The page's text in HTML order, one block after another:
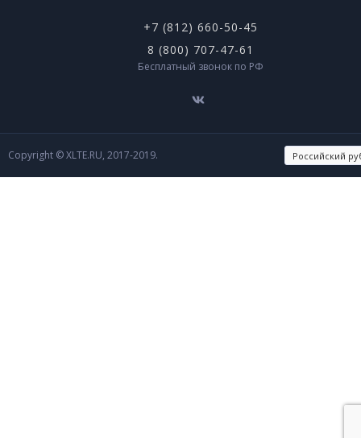
+7 (812) 660-50-45
8 (800) 707-47-61
Бесплатный звонок по РФ
Copyright © XLTE.RU, 2017-2019.